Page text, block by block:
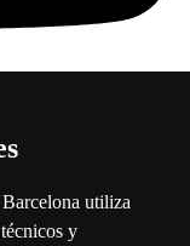
utiliza
y